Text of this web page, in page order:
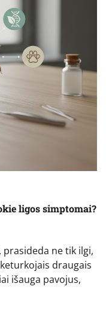
ligos simptomai?
ne tik ilgi,
draugais
išauga pavojus,